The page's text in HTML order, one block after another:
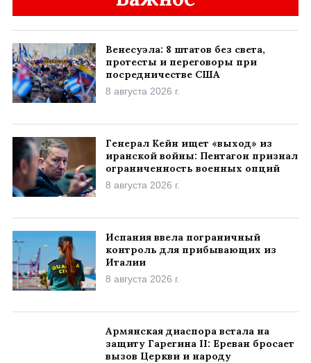
Венесуэла: 8 штатов без света,
протесты и переговоры при
посредничестве США
8 августа 2026 г.
Генерал Кейн ищет «выход» из
иранской войны: Пентагон признал
ограниченность военных опций
8 августа 2026 г.
Испания ввела пограничный
контроль для прибывающих из
Италии
8 августа 2026 г.
Армянская диаспора встала на
защиту Гарегина II: Ереван бросает
вызов Церкви и народу